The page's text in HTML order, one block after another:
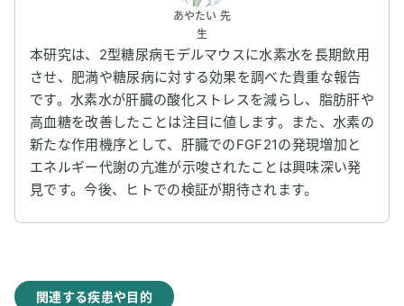
あやたい 先
生
本研究は、2型糖尿病モデルマウスに水素水を長期飲用
させ、肥満や糖尿病に対する効果を調べた貴重な報告
です。水素水が肝臓の酸化ストレスを減らし、脂肪肝や
高血糖を改善したことは注目に値します。また、水素の
新たな作用機序として、肝臓でのFGF21の発現増加と
エネルギー代謝の亢進が示唆されたことは興味深い発
見です。今後、ヒトでの検証が期待されます。
関連する疾患や目的